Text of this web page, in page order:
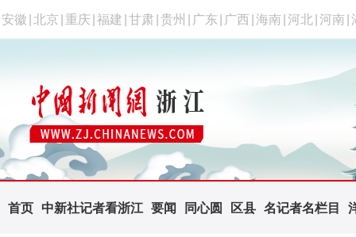
安徽 北京 重庆 福建 甘肃 贵州 广东 广西 海南 河北 河南
首页 中新社记者看浙江 要闻 同心圆 区县 名记者名栏目